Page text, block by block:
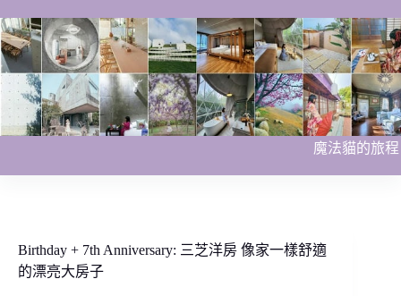
至
主
要
內
容
魔法貓的旅程
Birthday + 7th Anniversary: 三芝洋房 像家一樣舒適
的漂亮大房子